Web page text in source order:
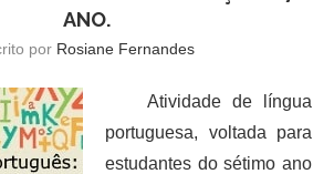
ANO.
por Rosiane Fernandes
Atividade de língua
portuguesa, voltada para
estudantes do sétimo ano